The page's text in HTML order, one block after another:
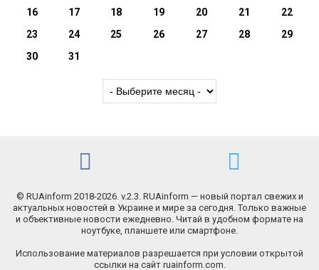
16
17 18 19 20 21
22
23
24 25 26 27 28
29
30
31
© RUAinform 2018-2026. v.2.3. RUAinform — новый портал свежих и
актуальных новостей в Украине и мире за сегодня. Только важные
и объективные новости ежедневно. Читай в удобном формате на
ноутбуке, планшете или смартфоне.
Использование материалов разрешается при условии открытой
ссылки на сайт ruainform.com.